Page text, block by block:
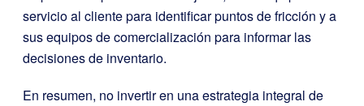
servicio al cliente para identificar puntos de fricción y a
sus equipos de comercialización para informar las
decisiones de inventario.
En resumen, no invertir en una estrategia integral de